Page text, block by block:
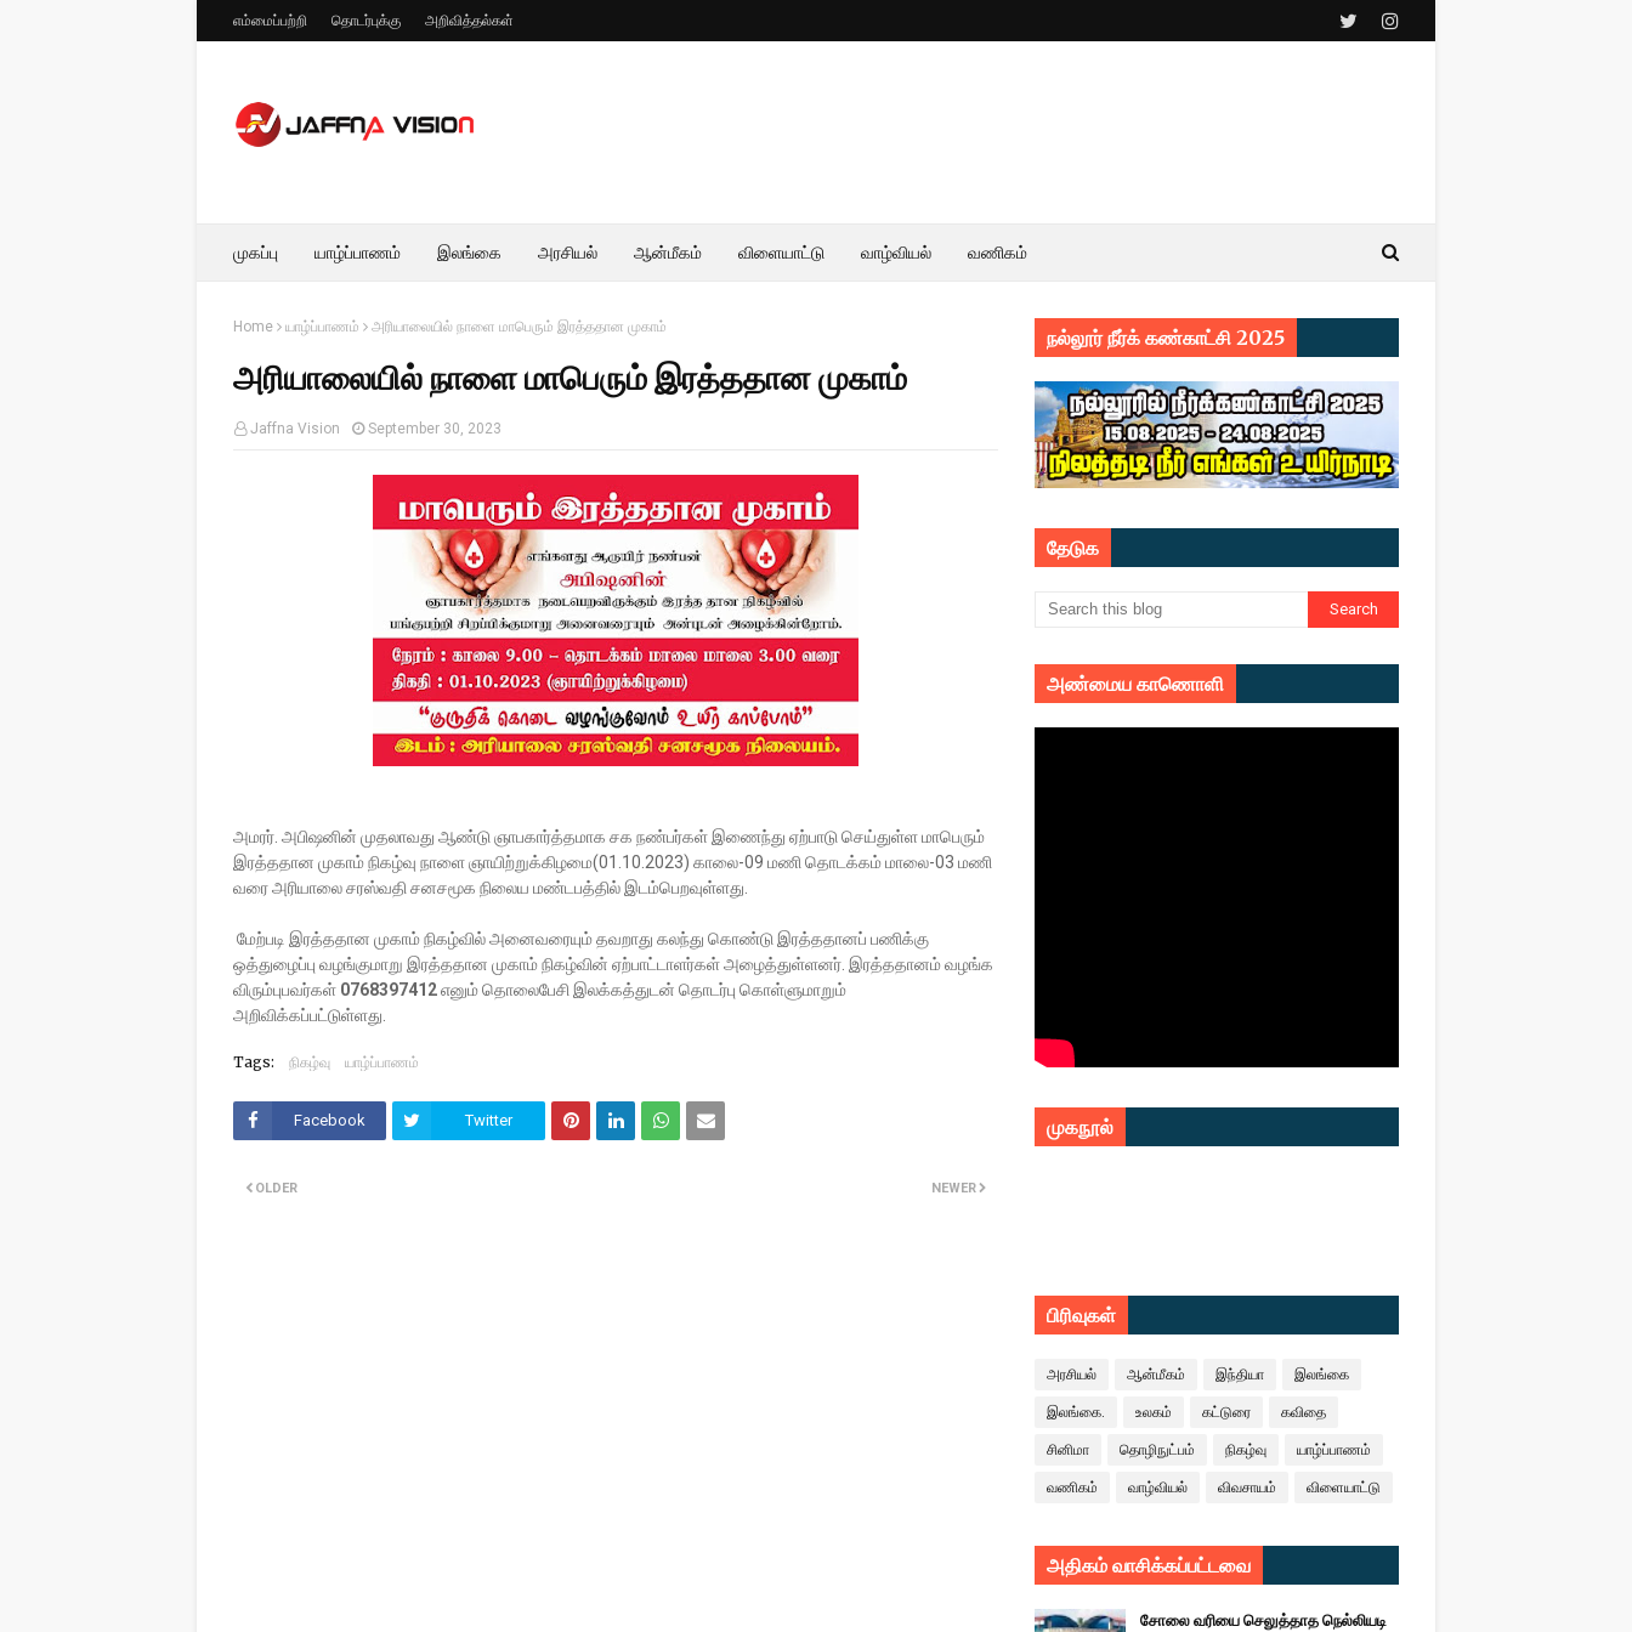
எம்மைப்பற்றி தொடர்புக்கு அறிவித்தல்கள்
முகப்பு யாழ்ப்பாணம் இலங்கை அரசியல் ஆன்மீகம் விளையாட்டு வாழ்வியல் வணிகம்
Home யாழ்ப்பாணம் அரியாலையில் நாளை மாபெரும் இரத்ததான முகாம்
அரியாலையில் நாளை மாபெரும் இரத்ததான முகாம்
Jaffna Vision September 30, 2023
அமரர். அபிஷனின் முதலாவது ஆண்டு ஞாபகார்த்தமாக சக நண்பர்கள் இணைந்து ஏற்பாடு செய்துள்ள மாபெரும்
இரத்ததான முகாம் நிகழ்வு நாளை ஞாயிற்றுக்கிழமை(01.10.2023) காலை-09 மணி தொடக்கம் மாலை-03 மணி
வரை அரியாலை சரஸ்வதி சனசமூக நிலைய மண்டபத்தில் இடம்பெறவுள்ளது.
மேற்படி இரத்ததான முகாம் நிகழ்வில் அனைவரையும் தவறாது கலந்து கொண்டு இரத்ததானப் பணிக்கு
ஒத்துழைப்பு வழங்குமாறு இரத்ததான முகாம் நிகழ்வின் ஏற்பாட்டாளர்கள் அழைத்துள்ளனர். இரத்ததானம் வழங்க
விரும்புபவர்கள் 0768397412எனும் தொலைபேசி இலக்கத்துடன் தொடர்பு கொள்ளுமாறும்
அறிவிக்கப்பட்டுள்ளது.
Tags: நிகழ்வு யாழ்ப்பாணம்
Facebook Twitter
NEWER
OLDER
நல்லூர் நீர்க் கண்காட்சி 2025
தேடுக
அண்மைய காணொளி
முகநூல்
பிரிவுகள்
அரசியல் ஆன்மீகம் இந்தியா இலங்கை
இலங்கை. உலகம் கட்டுரை கவிதை
சினிமா தொழிநுட்பம் நிகழ்வு யாழ்ப்பாணம்
வணிகம் வாழ்வியல் விவசாயம் விளையாட்டு
அதிகம் வாசிக்கப்பட்டவை
சோலை வரியை செலுத்தாத நெல்லியடி